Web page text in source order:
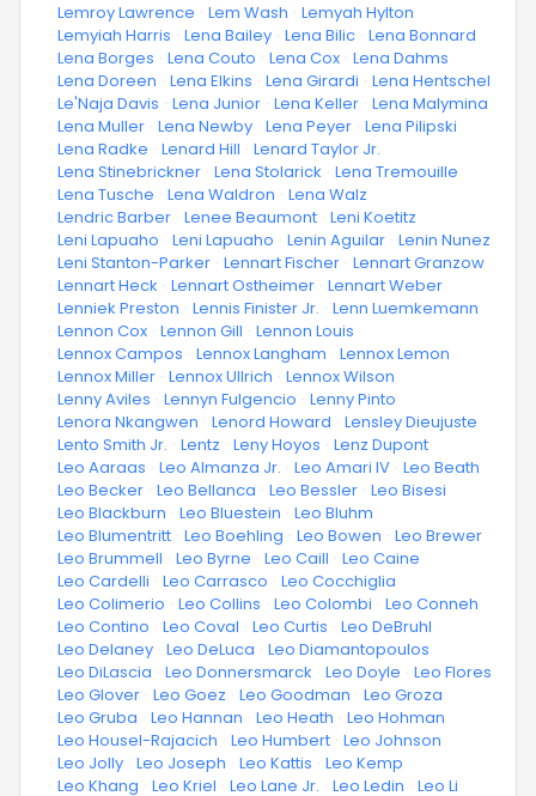
· Lemroy Lawrence · Lem Wash · Lemyah Hylton
· Lemyiah Harris · Lena Bailey · Lena Bilic · Lena Bonnard
· Lena Borges · Lena Couto · Lena Cox · Lena Dahms
· Lena Doreen · Lena Elkins · Lena Girardi · Lena Hentschel
· Le'Naja Davis · Lena Junior · Lena Keller · Lena Malymina
· Lena Muller · Lena Newby · Lena Peyer · Lena Pilipski
· Lena Radke · Lenard Hill · Lenard Taylor Jr.
· Lena Stinebrickner · Lena Stolarick · Lena Tremouille
· Lena Tusche · Lena Waldron · Lena Walz
· Lendric Barber · Lenee Beaumont · Leni Koetitz
· Leni Lapuaho · Leni Lapuaho · Lenin Aguilar · Lenin Nunez
· Leni Stanton-Parker · Lennart Fischer · Lennart Granzow
· Lennart Heck · Lennart Ostheimer · Lennart Weber
· Lenniek Preston · Lennis Finister Jr. · Lenn Luemkemann
· Lennon Cox · Lennon Gill · Lennon Louis
· Lennox Campos · Lennox Langham · Lennox Lemon
· Lennox Miller · Lennox Ullrich · Lennox Wilson
· Lenny Aviles · Lennyn Fulgencio · Lenny Pinto
· Lenora Nkangwen · Lenord Howard · Lensley Dieujuste
· Lento Smith Jr. · Lentz · Leny Hoyos · Lenz Dupont
· Leo Aaraas · Leo Almanza Jr. · Leo Amari IV · Leo Beath
· Leo Becker · Leo Bellanca · Leo Bessler · Leo Bisesi
· Leo Blackburn · Leo Bluestein · Leo Bluhm
· Leo Blumentritt · Leo Boehling · Leo Bowen · Leo Brewer
· Leo Brummell · Leo Byrne · Leo Caill · Leo Caine
· Leo Cardelli · Leo Carrasco · Leo Cocchiglia
· Leo Colimerio · Leo Collins · Leo Colombi · Leo Conneh
· Leo Contino · Leo Coval · Leo Curtis · Leo DeBruhl
· Leo Delaney · Leo DeLuca · Leo Diamantopoulos
· Leo DiLascia · Leo Donnersmarck · Leo Doyle · Leo Flores
· Leo Glover · Leo Goez · Leo Goodman · Leo Groza
· Leo Gruba · Leo Hannan · Leo Heath · Leo Hohman
· Leo Housel-Rajacich · Leo Humbert · Leo Johnson
· Leo Jolly · Leo Joseph · Leo Kattis · Leo Kemp
· Leo Khang · Leo Kriel · Leo Lane Jr. · Leo Ledin · Leo Li